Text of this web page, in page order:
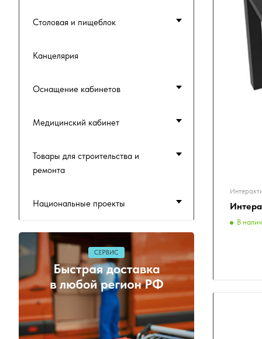
В
Столовая и пищеблок
Канцелярия
Оснащение кабинетов
Медицинский кабинет
Товары для строительства и
ремонта
Национальные проекты